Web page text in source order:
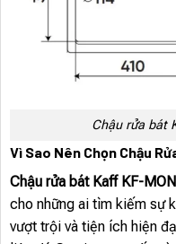
Chậu rửa bát
Vì Sao Nên Chọn Chậu
Chậu rửa bát Kaff KF-
cho những ai tìm kiếm sự
vượt trội và tiện ích hiện